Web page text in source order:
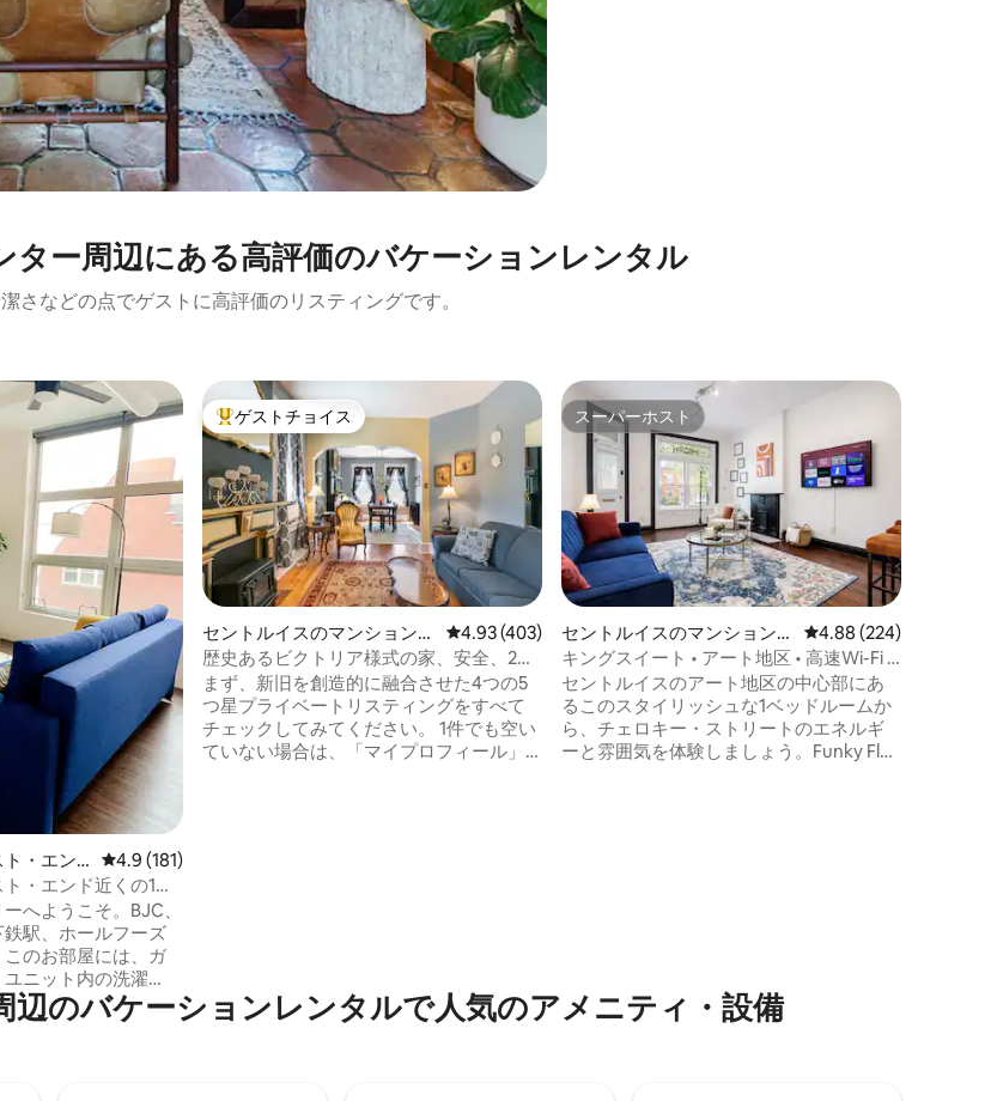
ター⁠周⁠辺⁠に⁠あ⁠る高⁠評⁠価⁠のバ⁠ケ⁠ー⁠シ⁠ョ⁠ン⁠レ⁠ン⁠タ⁠ル
さなどの点でゲストに高評価のリスティングです。
平均評価
・エン
ート
レビュー181件、5つ星中4.9つ星の平均評価
4.9 (181)
・エンド近くの1ベ
BJCまで徒歩
へようこそ。BJC、
駅、ホールフーズ
のお部屋には、ガ
ニット内の洗濯
は1か月滞在するため
その他の素
大好評のゲストチョイスです。
ゲストチョイス
セントルイスのマンション・
アパート
レビュー403件、5つ星中4.93つ星の平均評価
4.93 (403)
歴史あるビクトリア様式の家、安全、2階
建て、レストランまで徒歩圏内
まず、新旧を創造的に融合させた4つの5
つ星プライベートリスティングをすべて
チェックしてみてください。 1件でも空い
ていない場合は、「マイプロフィール」
ベーカリーがあります。
スーパーホスト
スーパーホスト
セントルイスのマンション・
アパート
レビュー224件、5つ星
4.88 (224)
キングスイート • アート地区 • 高速Wi-Fi •
洗濯機
セントルイスのアート地区の中心部にあ
るこのスタイリッシュな1ベッドルームか
ら、チェロキー・ストリートのエネルギ
ーと雰囲気を体験しましょう。Funky Flat
辺⁠のバ⁠ケ⁠ー⁠シ⁠ョ⁠ン⁠レ⁠ン⁠タ⁠ル⁠で人⁠気⁠のア⁠メ⁠ニ⁠テ⁠ィ⁠・⁠設⁠備